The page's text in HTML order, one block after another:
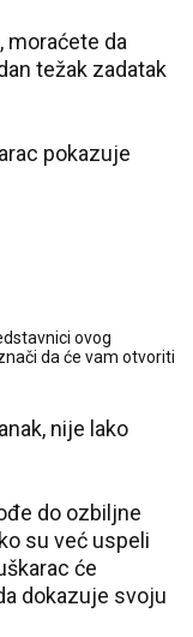
moraćete da
težak zadatak
pokazuje
ovog
da će vam otvoriti
nije lako
do ozbiljne
su već uspeli
će
dokazuje svoju